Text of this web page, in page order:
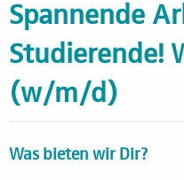
Spannende
Studierende!
(w/m/d)
Was bieten wir Dir?